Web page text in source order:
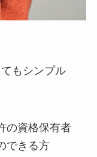
もシンプル
の資格保有者
できる方